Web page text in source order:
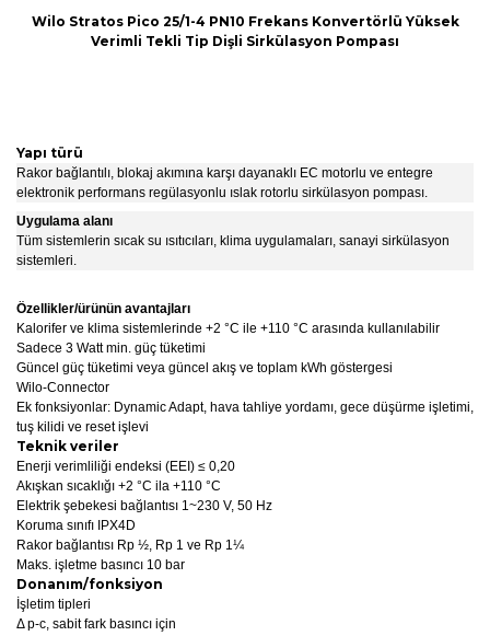
Wilo Stratos Pico 25/1-4 PN10 Frekans Konvertörlü Yüksek
Verimli Tekli Tip Dişli Sirkülasyon Pompası
Yapı türü
Rakor bağlantılı, blokaj akımına karşı dayanaklı EC motorlu ve entegre
elektronik performans regülasyonlu ıslak rotorlu sirkülasyon pompası.
Uygulama alanı
Tüm sistemlerin sıcak su ısıtıcıları, klima uygulamaları, sanayi sirkülasyon
sistemleri.
Özellikler/ürünün avantajları
Kalorifer ve klima sistemlerinde +2 °C ile +110 °C arasında kullanılabilir
Sadece 3 Watt min. güç tüketimi
Güncel güç tüketimi veya güncel akış ve toplam kWh göstergesi
Wilo-Connector
Ek fonksiyonlar: Dynamic Adapt, hava tahliye yordamı, gece düşürme işletimi,
tuş kilidi ve reset işlevi
Teknik veriler
Enerji verimliliği endeksi (EEI) ≤ 0,20
Akışkan sıcaklığı +2 °C ila +110 °C
Elektrik şebekesi bağlantısı 1~230 V, 50 Hz
Koruma sınıfı IPX4D
Rakor bağlantısı Rp ½, Rp 1 ve Rp 1¼
Maks. işletme basıncı 10 bar
Donanım/fonksiyon
İşletim tipleri
Δ p-c, sabit fark basıncı için